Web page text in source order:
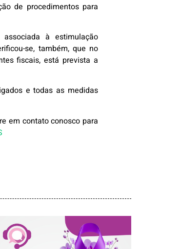
de procedimentos para
à estimulação
se, também, que no
fiscais, está prevista a
e todas as medidas
em contato conosco para